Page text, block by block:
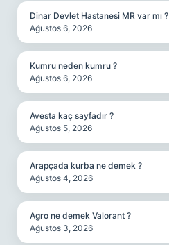
Dinar Devlet Hastanesi MR var mı ?
Ağustos 6, 2026
Kumru neden kumru ?
Ağustos 6, 2026
Avesta kaç sayfadır ?
Ağustos 5, 2026
Arapçada kurba ne demek ?
Ağustos 4, 2026
Agro ne demek Valorant ?
Ağustos 3, 2026